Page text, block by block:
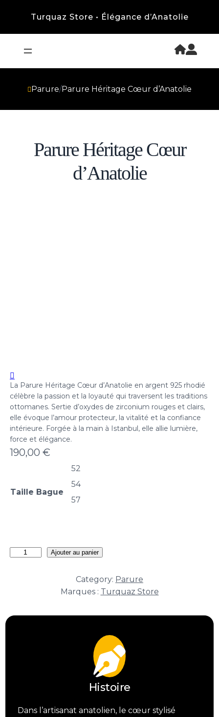
Turquaz Store • Élégance d’Anatolie
Parure/Parure Héritage Cœur d’Anatolie
Parure Héritage Cœur
d’Anatolie
La Parure Héritage Cœur d’Anatolie en argent 925 rhodié
célèbre la passion et la loyauté qui traversent les traditions
ottomanes. Sertie d’oxydes de zirconium rouges et clairs,
elle évoque l’amour protecteur, la vitalité et la confiance
intérieure. Forgée à la main à Istanbul, elle allie lumière,
force et élégance.
190,00 €
Taille Bague
52
54
57
quantité
d’Anatolie
Ajouter au panier
Category: Parure
Marques : Turquaz Store
Histoire
Dans l’artisanat anatolien, le cœur stylisé